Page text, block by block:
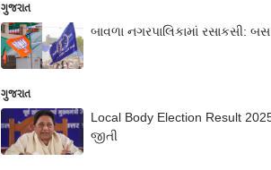
ગુજરાત
બાવળા નગરપાલિકામાં રસાકસી:
ગુજરાત
Local Body Election Result
જીતી